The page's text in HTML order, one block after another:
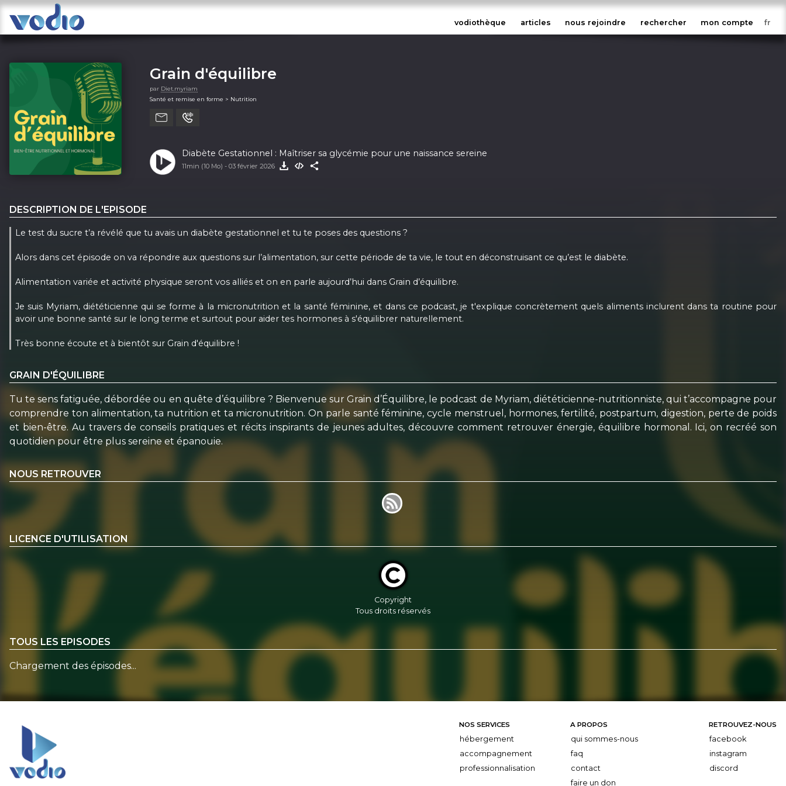
vodiothèque articles nous rejoindre rechercher mon compte
Grain d'équilibre
par Diet.myriam
Santé et remise en forme > Nutrition
Diabète Gestationnel : Maîtriser sa glycémie pour une naissance sereine
11min (10 Mo) - 03 février 2026
DESCRIPTION DE L'EPISODE
Le test du sucre t’a révélé que tu avais un diabète gestationnel et tu te poses des questions ?
Alors dans cet épisode on va répondre aux questions sur l’alimentation, sur cette période de ta vie, le tout en déconstruisant ce qu’est le diabète.
Alimentation variée et activité physique seront vos alliés et on en parle aujourd’hui dans Grain d’équilibre.
Je suis Myriam, diététicienne qui se forme à la micronutrition et la santé féminine, et dans ce podcast, je t'explique concrètement quels aliments inclurent dans ta routine pour
avoir une bonne santé sur le long terme et surtout pour aider tes hormones à s'équilibrer naturellement.
Très bonne écoute et à bientôt sur Grain d'équilibre !
GRAIN D'ÉQUILIBRE
Tu te sens fatiguée, débordée ou en quête d’équilibre ? Bienvenue sur Grain d’Équilibre, le podcast de Myriam, diététicienne-nutritionniste, qui t’accompagne pour
comprendre ton alimentation, ta nutrition et ta micronutrition. On parle santé féminine, cycle menstruel, hormones, fertilité, postpartum, digestion, perte de poids
et bien-être. Au travers de conseils pratiques et récits inspirants de jeunes adultes, découvre comment retrouver énergie, équilibre hormonal. Ici, on recréé son
quotidien pour être plus sereine et épanouie.
NOUS RETROUVER
LICENCE D'UTILISATION
Copyright
Tous droits réservés
TOUS LES EPISODES
Chargement des épisodes...
NOS SERVICES
hébergement
accompagnement
professionnalisation
A PROPOS
qui sommes-nous
faq
contact
faire un don
RETROUVEZ-NOUS
facebook
instagram
discord